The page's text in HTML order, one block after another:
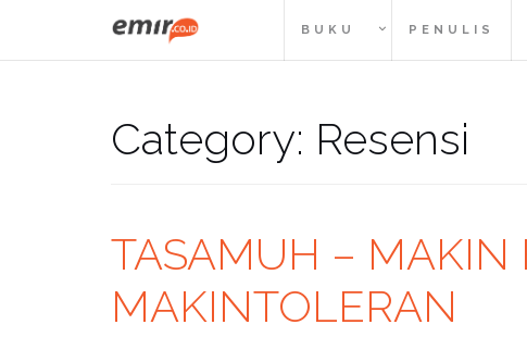
content
BUKU PENULIS
Category: Resensi
TASAMUH – MAKIN
MAKINTOLERAN